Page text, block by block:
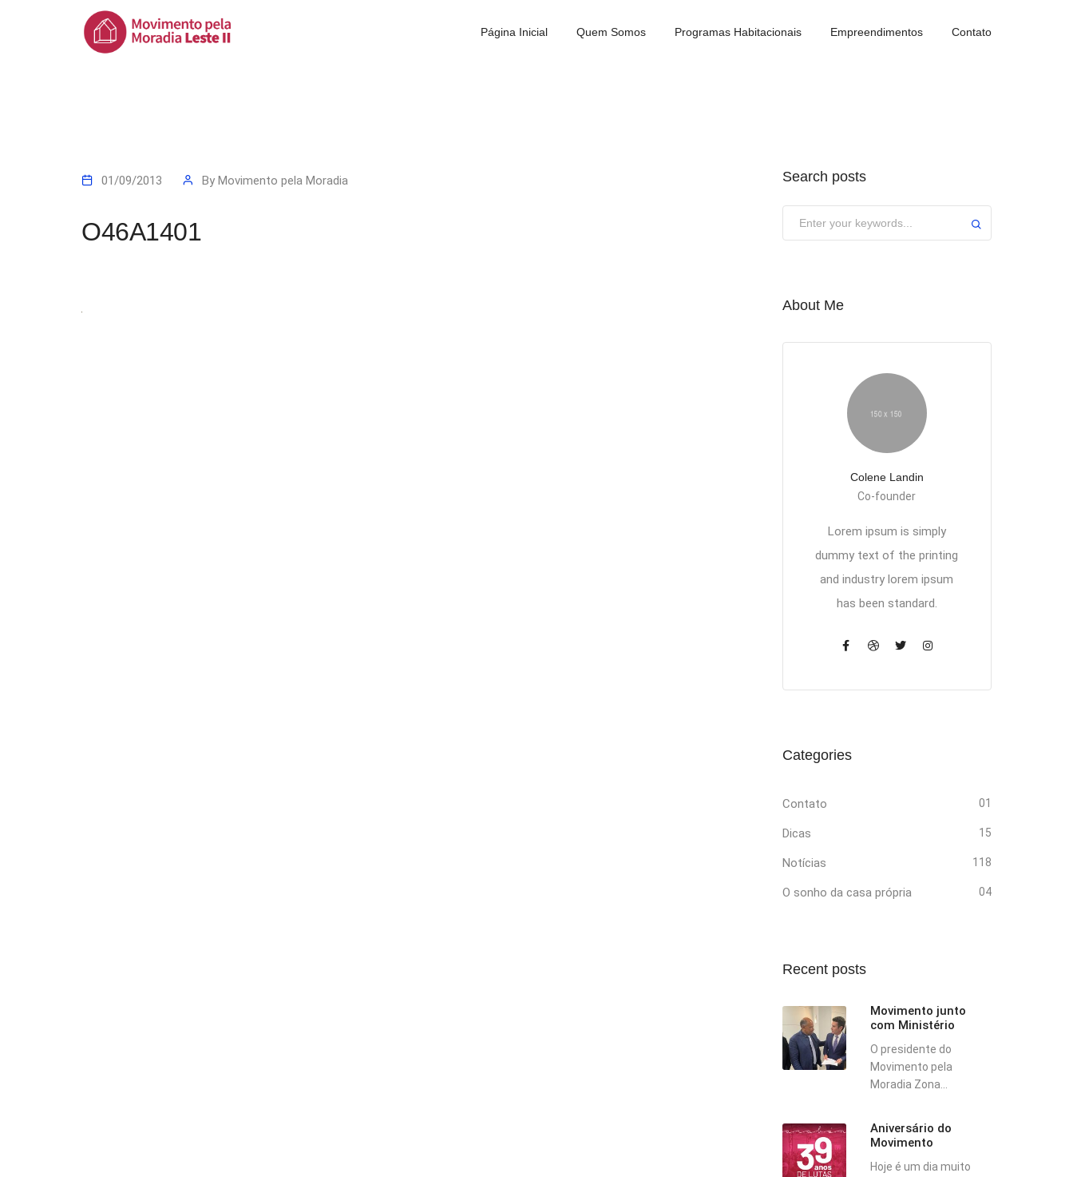
Página Inicial Quem Somos Programas Habitacionais Empreendimentos Contato
01/09/2013 By Movimento pela Moradia
O46A1401
Search posts
About Me
Colene Landin
Co-founder
Lorem ipsum is simply
dummy text of the printing
and industry lorem ipsum
has been standard.
Categories
Contato 01
Dicas 15
Notícias 118
O sonho da casa própria 04
Recent posts
Movimento junto
com Ministério
O presidente do
Movimento pela
Moradia Zona...
Aniversário do
Movimento
Hoje é um dia muito